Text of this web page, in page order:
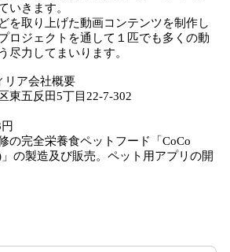
いきます。
を取り上げた動画コンテンツを制作し
ロジェクトを通して１匹でも多くの動
尽力してまいります。
リア会社概要
東五反田5丁目22-7-302
の完全栄養食ペットフード「CoCo
の製造及び販売。ペット用アプリの開